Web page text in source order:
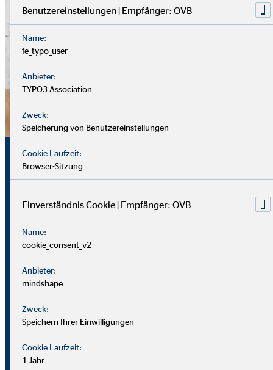
Sicherheit, Chancen und
echte Perspektiven
Für uns zählt nicht dein Lebenslauf, sondern wer du bist und
was du erreichen möchtest. Wichtiger sind deine
zwischenmenschlichen und persönlichen Stärken.
Du solltest offen, kontaktfreudig und freundlich auftreten
Kund*innen hineinzuversetzen.
Als Berater in brauchst du zudem eine gute Struktur, den
Überblick im Arbeitsalltag sowie analytische Fähigkeiten,
Benutzereinstellungen | Empfänger: OVB
Name:
fe_typo_user
Anbieter:
TYPO3 Association
Zweck:
Speicherung von Benutzereinstellungen
Cookie Laufzeit:
Browser-Sitzung
Einverständnis Cookie | Empfänger: OVB
Name:
cookie_consent_v2
Anbieter:
mindshape
Zweck:
Speichern Ihrer Einwilligungen
Cookie Laufzeit:
1 Jahr